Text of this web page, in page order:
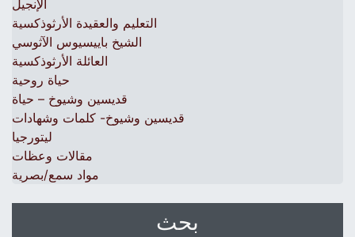
الإنجيل
التعليم والعقيدة الأرثوذكسية
الشيخ باييسيوس الآثوسي
العائلة الأرثوذكسية
حياة روحية
قديسين وشيوخ – حياة
قديسين وشيوخ- كلمات وشهادات
ليتورجيا
مقالات وعظات
مواد سمع/بصرية
بحث